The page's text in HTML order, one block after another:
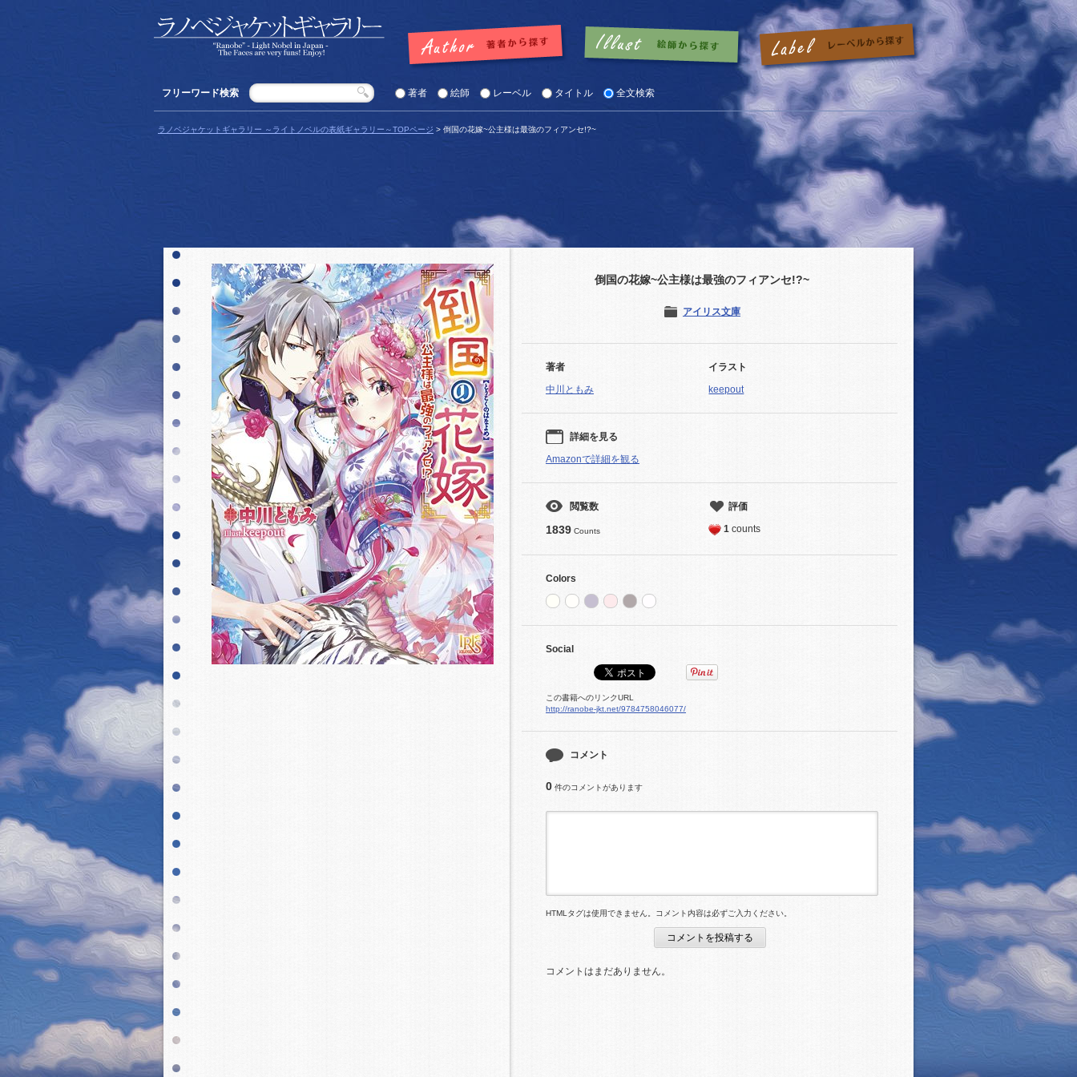
フリーワード検索 著者 絵師 レーベル タイトル 全文検索
ラノベジャケットギャラリー ～ライトノベルの表紙ギャラリー～TOPページ > 倒国の花嫁~公主様は最強のフィアンセ!?~
倒国の花嫁~公主様は最強のフィアンセ!?~
アイリス文庫
著者
中川ともみ
イラスト
keepout
詳細を見る
Amazonで詳細を観る
閲覧数
1839 Counts
評価
1 counts
Colors
Social
この書籍へのリンクURL
http://ranobe-jkt.net/9784758046077/
コメント
0 件のコメントがあります
HTMLタグは使用できません。コメント内容は必ずご入力ください。
コメントはまだありません。